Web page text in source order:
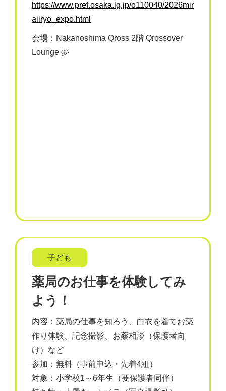
https://www.pref.osaka.lg.jp/o110040/2026mir
aiiryo_expo.html
会場：Nakanoshima Qross 2階 Qrossover
Lounge 夢
子ども
薬局のお仕事を体験してみ
よう！
内容：薬局の仕事を知ろう、白衣を着てお薬
作り体験、記念撮影、お薬相談（保護者向
け）など
参加：無料（事前申込・先着4組）
対象：小学校1～6年生（要保護者同伴）